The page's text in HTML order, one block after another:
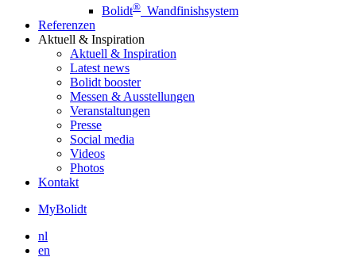
Bolidt® Wandfinishsystem
Referenzen
Aktuell & Inspiration
Aktuell & Inspiration
Latest news
Bolidt booster
Messen & Ausstellungen
Veranstaltungen
Presse
Social media
Videos
Photos
Kontakt
MyBolidt
nl
en